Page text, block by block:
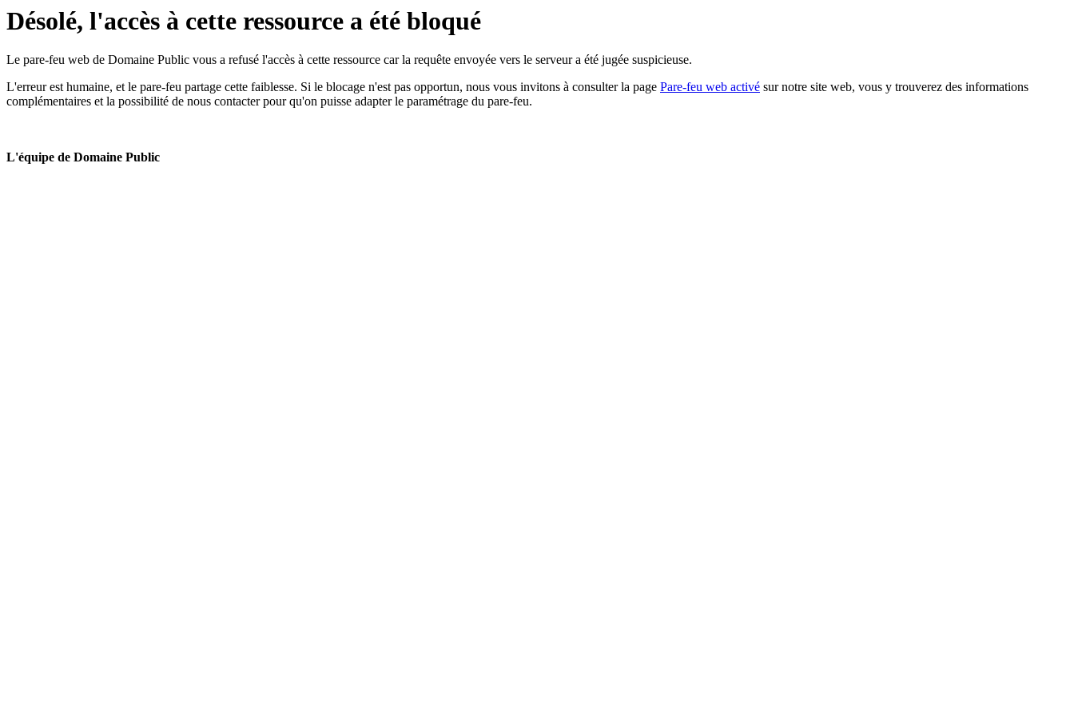
Désolé, l'accès à cette ressource a été bloqué
Le pare-feu web de Domaine Public vous a refusé l'accès à cette ressource car la requête envoyée vers le serveur a été jugée suspicieuse.
L'erreur est humaine, et le pare-feu partage cette faiblesse. Si le blocage n'est pas opportun, nous vous invitons à consulter la page Pare-feu web activé sur notre site web, vous y trouverez des informations
complémentaires et la possibilité de nous contacter pour qu'on puisse adapter le paramétrage du pare-feu.
L'équipe de Domaine Public